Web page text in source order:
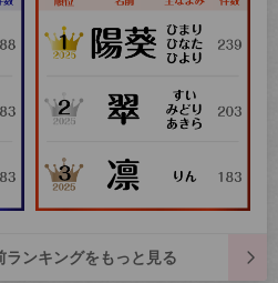
ンキングをもっと見る